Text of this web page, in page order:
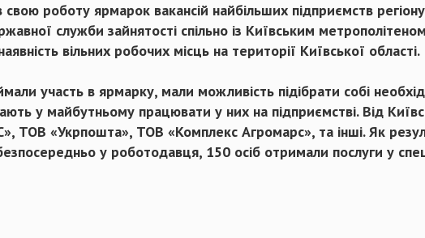
роботу ярмарок вакансій найбільших підприємств
служби зайнятості спільно із Київським
вільних робочих місць на території Київської області.
участь в ярмарку, мали можливість підібрати собі
у майбутньому працювати у них на підприємстві. Від
ТОВ «Укрпошта», ТОВ «Комплекс Агромарс», та інші. Як
у роботодавця, 150 осіб отримали послуги у